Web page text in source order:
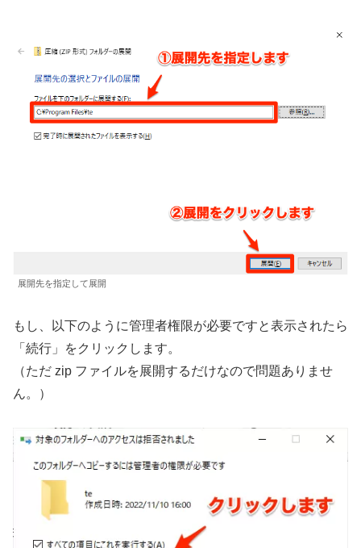
展開先を指定して展開
もし、以下のように管理者権限が必要ですと表示されたら
「続行」をクリックします。
（ただ zip ファイルを展開するだけなので問題ありませ
ん。）